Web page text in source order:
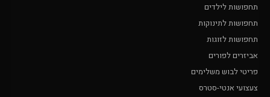
תחפושות לילדים
תחפושות לתינוקות
תחפושות לזוגות
אביזרים לפורים
פריטי לבוש משלימים
צעצועי אנטי-סטרס